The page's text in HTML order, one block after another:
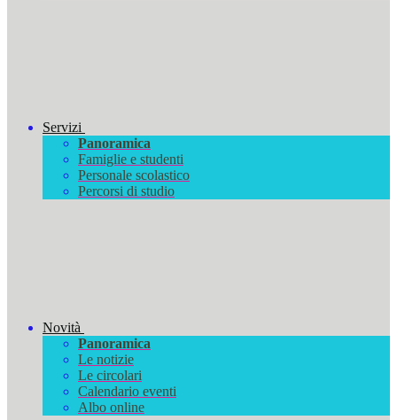
Servizi
Panoramica
Famiglie e studenti
Personale scolastico
Percorsi di studio
Novità
Panoramica
Le notizie
Le circolari
Calendario eventi
Albo online